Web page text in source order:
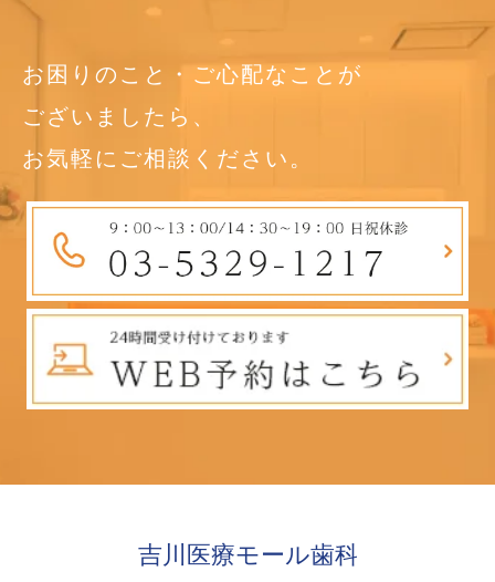
お困りのこと・ご心配なことが
ございましたら、
お気軽にご相談ください。